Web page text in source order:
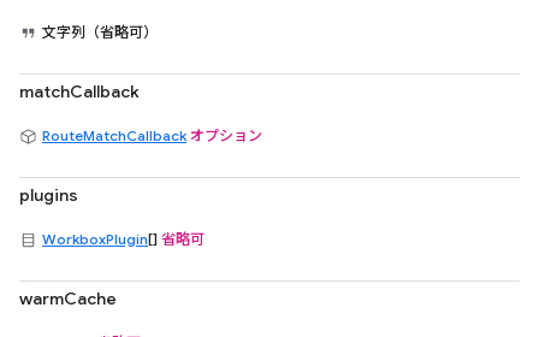
文字列（省略可）
matchCallback
RouteMatchCallback オプション
plugins
WorkboxPlugin[] 省略可
warmCache